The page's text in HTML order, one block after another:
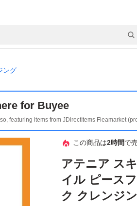
ング
for Buyee
featuring items from JDirectItems Fleamarket
この商品は2時間で
アテニア ス
イル ピース
ク クレンジ